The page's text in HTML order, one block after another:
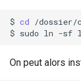
$ cd
/dossier/
$ sudo ln -sf
On peut alors